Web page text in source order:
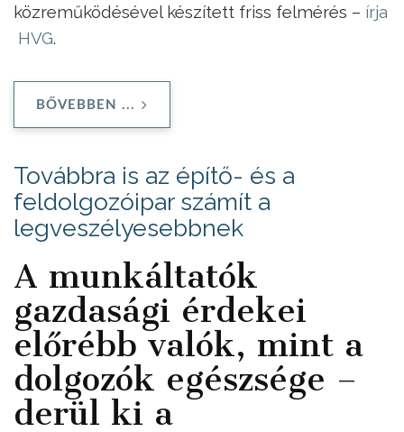
közreműködésével készített friss felmérés – írja
HVG.
BŐVEBBEN ...
Továbbra is az építő- és a
feldolgozóipar számít a
legveszélyesebbnek
A munkáltatók
gazdasági érdekei
előrébb valók, mint a
dolgozók egészsége –
derül ki a